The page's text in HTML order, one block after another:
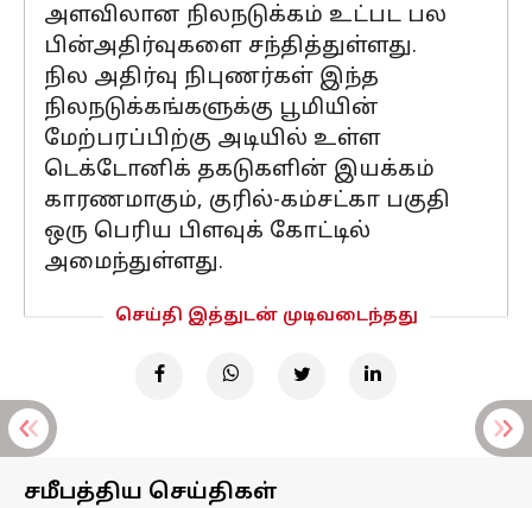
அளவிலான நிலநடுக்கம் உட்பட பல
பின்அதிர்வுகளை சந்தித்துள்ளது.
நில அதிர்வு நிபுணர்கள் இந்த
நிலநடுக்கங்களுக்கு பூமியின்
மேற்பரப்பிற்கு அடியில் உள்ள
டெக்டோனிக் தகடுகளின் இயக்கம்
காரணமாகும், குரில்-கம்சட்கா பகுதி
ஒரு பெரிய பிளவுக் கோட்டில்
அமைந்துள்ளது.
செய்தி இத்துடன் முடிவடைந்தது
சமீபத்திய செய்திகள்